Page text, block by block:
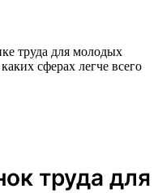
труда для молодых
сферах легче всего
труда для